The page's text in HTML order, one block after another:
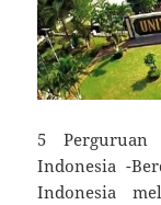
5
Indonesia -
Indonesia